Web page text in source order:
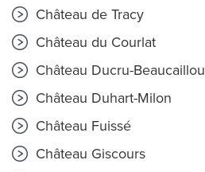
Château de Tracy
Château du Courlat
Château Ducru-Beaucaillou
Château Duhart-Milon
Château Fuissé
Château Giscours